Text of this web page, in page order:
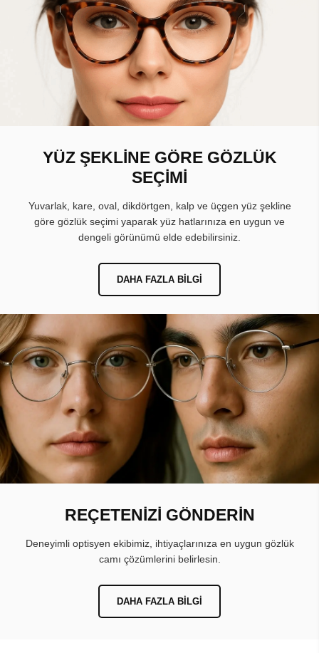
YÜZ ŞEKLİNE GÖRE GÖZLÜK
SEÇİMİ
Yuvarlak, kare, oval, dikdörtgen, kalp ve üçgen yüz şekline
göre gözlük seçimi yaparak yüz hatlarınıza en uygun ve
dengeli görünümü elde edebilirsiniz.
DAHA FAZLA BILGI
REÇETENİZİ GÖNDERİN
Deneyimli optisyen ekibimiz, ihtiyaçlarınıza en uygun gözlük
camı çözümlerini belirlesin.
DAHA FAZLA BILGI